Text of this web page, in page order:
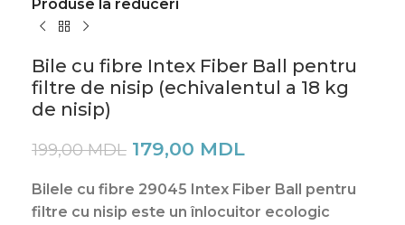
Produse la reduceri
Bile cu fibre Intex Fiber Ball pentru
filtre de nisip (echivalentul a 18 kg
de nisip)
199,00MDL 179,00 MDL
Bilele cu fibre 29045 Intex Fiber Ball pentru
filtre cu nisip este un înlocuitor ecologic